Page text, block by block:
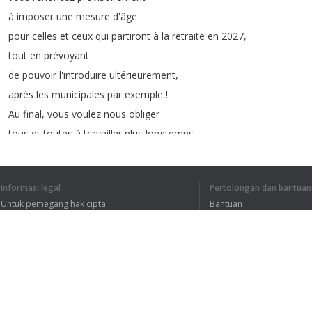
à imposer une mesure d'âge
pour celles et ceux qui partiront à la retraite en 2027,
tout en prévoyant
de pouvoir l'introduire ultérieurement,
après les municipales par exemple !
Au final, vous voulez nous obliger
tous et toutes à travailler plus longtemps
que vos politiques
et contribuent à creuser.
Informasi legal
Untuk pemegang hak cipta
Pertolongan dan bantuan
Bantuan